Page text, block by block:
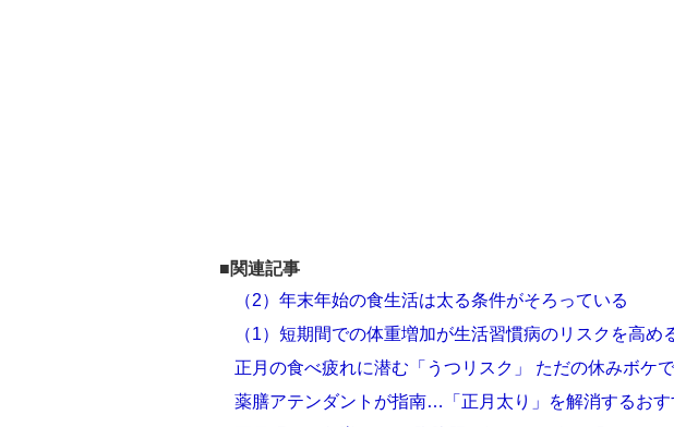
■関連記事
（2）年末年始の食生活は太る条件がそろっている
（1）短期間での体重増加が生活習慣病のリスクを高め
正月の食べ疲れに潜む「うつリスク」 ただの休みボケ
薬膳アテンダントが指南…「正月太り」を解消するお